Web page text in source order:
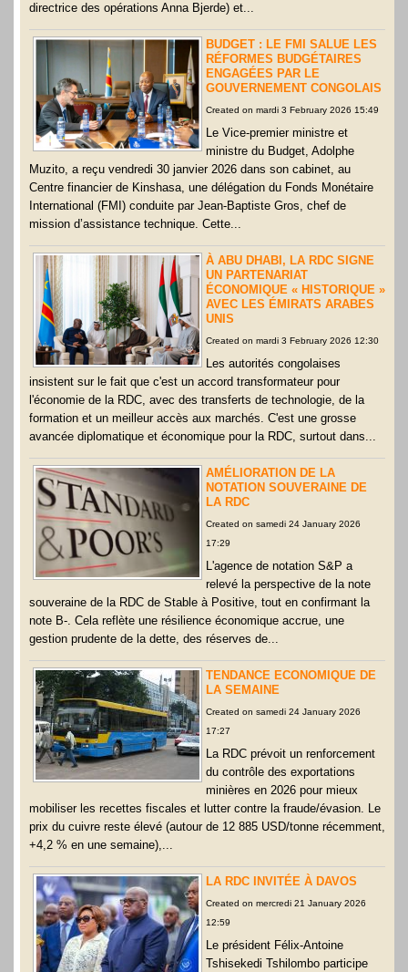
directrice des opérations Anna Bjerde) et...
BUDGET : LE FMI SALUE LES
RÉFORMES BUDGÉTAIRES
ENGAGÉES PAR LE
GOUVERNEMENT CONGOLAIS
Created on mardi 3 February 2026 15:49
Le Vice-premier ministre et
ministre du Budget, Adolphe
Muzito, a reçu vendredi 30 janvier 2026 dans son cabinet, au
Centre financier de Kinshasa, une délégation du Fonds Monétaire
International (FMI) conduite par Jean-Baptiste Gros, chef de
mission d’assistance technique. Cette...
À ABU DHABI, LA RDC SIGNE
UN PARTENARIAT
ÉCONOMIQUE « HISTORIQUE »
AVEC LES ÉMIRATS ARABES
UNIS
Created on mardi 3 February 2026 12:30
Les autorités congolaises
insistent sur le fait que c'est un accord transformateur pour
l'économie de la RDC, avec des transferts de technologie, de la
formation et un meilleur accès aux marchés. C'est une grosse
avancée diplomatique et économique pour la RDC, surtout dans...
AMÉLIORATION DE LA
NOTATION SOUVERAINE DE
LA RDC
Created on samedi 24 January 2026
17:29
L'agence de notation S&P a
relevé la perspective de la note
souveraine de la RDC de Stable à Positive, tout en confirmant la
note B-. Cela reflète une résilience économique accrue, une
gestion prudente de la dette, des réserves de...
TENDANCE ECONOMIQUE DE
LA SEMAINE
Created on samedi 24 January 2026
17:27
La RDC prévoit un renforcement
du contrôle des exportations
minières en 2026 pour mieux
mobiliser les recettes fiscales et lutter contre la fraude/évasion. Le
prix du cuivre reste élevé (autour de 12 885 USD/tonne récemment,
+4,2 % en une semaine),...
LA RDC INVITÉE À DAVOS
Created on mercredi 21 January 2026
12:59
Le président Félix-Antoine
Tshisekedi Tshilombo participe